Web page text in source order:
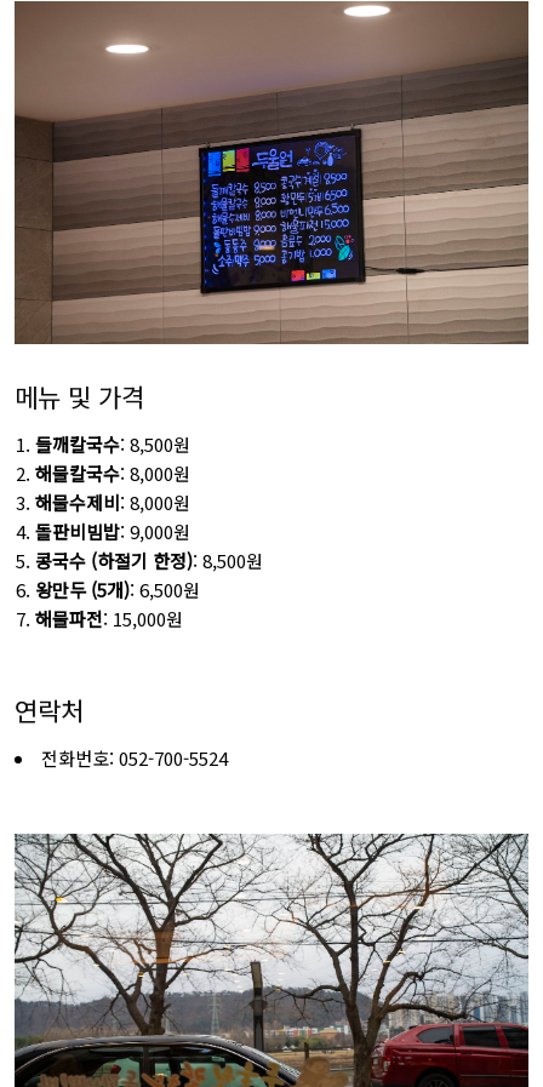
메뉴 및 가격
들깨칼국수: 8,500원
해물칼국수: 8,000원
해물수제비: 8,000원
돌판비빔밥: 9,000원
콩국수 (하절기 한정): 8,500원
왕만두 (5개): 6,500원
해물파전: 15,000원
연락처
전화번호: 052-700-5524